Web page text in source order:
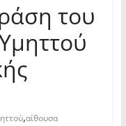
του
,αίθουσα